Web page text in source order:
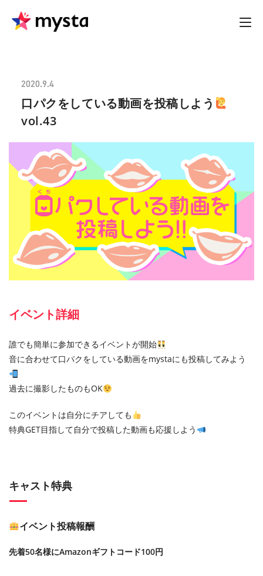
2020.9.4
口パクをしている動画を投稿しよう
vol.43
イベント詳細
誰でも簡単に参加できるイベントが開始
音に合わせて口パクをしている動画をmystaにも投稿してみよう
過去に撮影したものもOK
このイベントは自分にチアしても
特典GET目指して自分で投稿した動画も応援しよう
キャスト特典
イベント投稿報酬
先着50名様にAmazonギフトコード100円